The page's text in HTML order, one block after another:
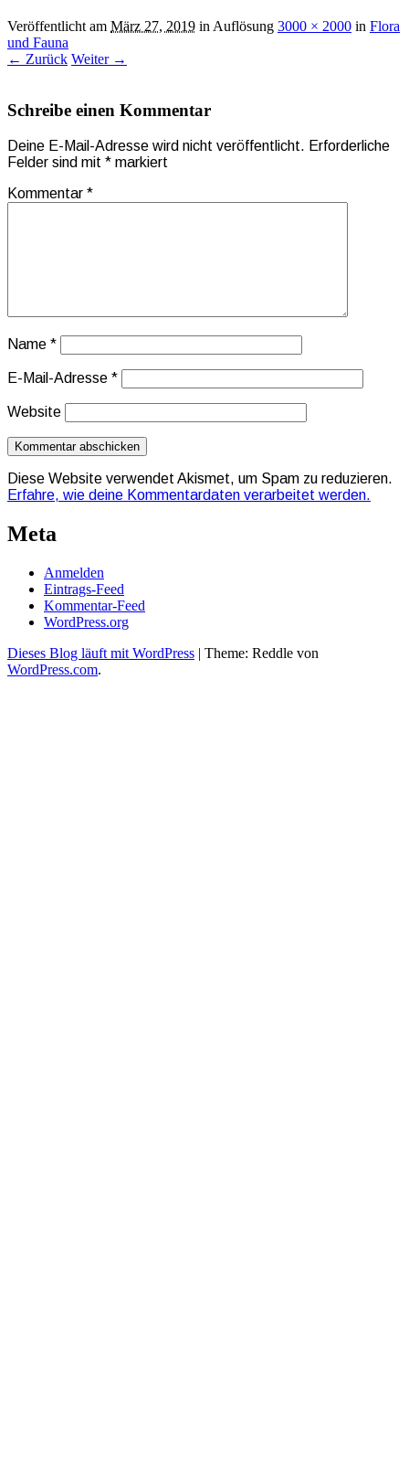
Veröffentlicht am März 27, 2019 in Auflösung 3000 × 2000 in Flora
und Fauna
← Zurück Weiter →
Schreibe einen Kommentar
Deine E-Mail-Adresse wird nicht veröffentlicht. Erforderliche
Felder sind mit * markiert
Kommentar *
Name *
E-Mail-Adresse *
Website
Diese Website verwendet Akismet, um Spam zu reduzieren.
Erfahre, wie deine Kommentardaten verarbeitet werden.
Meta
Anmelden
Eintrags-Feed
Kommentar-Feed
WordPress.org
Dieses Blog läuft mit WordPress | Theme: Reddle von
WordPress.com.